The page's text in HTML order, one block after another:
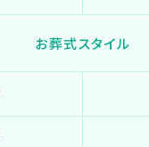
お葬式スタイル